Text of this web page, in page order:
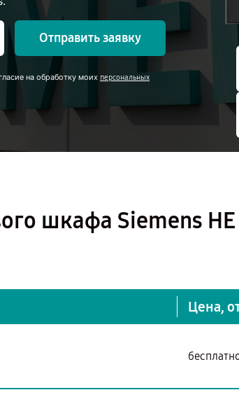
Отправить заявку
на обработку моих персональных
шкафа Siemens
Цена,